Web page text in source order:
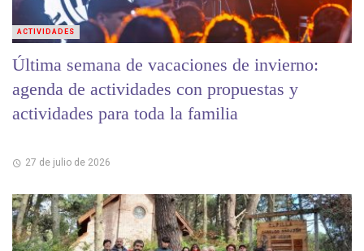
Última semana de vacaciones de invierno:
agenda de actividades con propuestas y
actividades para toda la familia
27 de julio de 2026
ACTIVIDADES